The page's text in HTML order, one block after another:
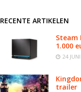
RECENTE ARTIKELEN
Steam
1.000
24
trailer